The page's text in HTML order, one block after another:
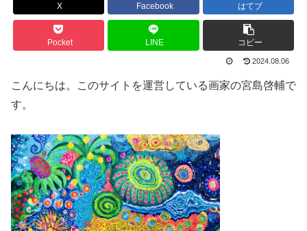
X Facebook はてブ
Pocket LINE コピー
2024.08.06
こんにちは。このサイトを運営している画家の宮島啓輔で
す。